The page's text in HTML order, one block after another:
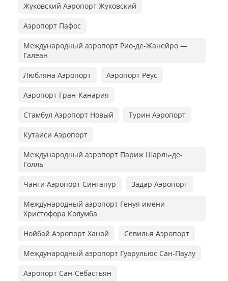
Жуковский Аэропорт Жуковский
Аэропорт Пафос
Международный аэропорт Рио-де-Жанейро —
Галеан
Любляна Аэропорт Аэропорт Реус
Аэропорт Гран-Канария
Стамбул Аэропорт Новый Турин Аэропорт
Кутаиси Аэропорт
Международный аэропорт Париж Шарль-де-
Голль
Чанги Аэропорт Сингапур Задар Аэропорт
Международный аэропорт Генуя имени
Христофора Колумба
Нойбай Аэропорт Ханой Севилья Аэропорт
Международный аэропорт Гуарульюс Сан-Паулу
Аэропорт Сан-Себастьян